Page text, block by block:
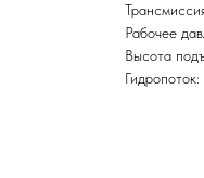
Рабочее
Высота